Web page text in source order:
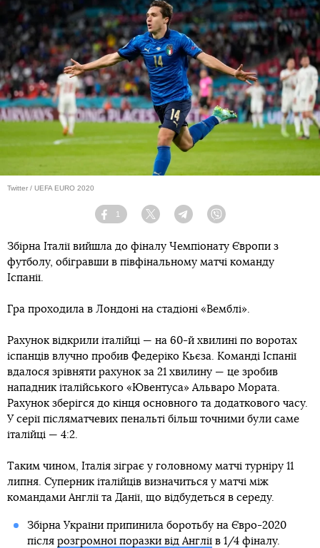
Twitter / UEFA EURO 2020
Facebook
1
Twitter TelegramViber
Збірна Італії вийшла до фіналу Чемпіонату Європи з
футболу, обігравши в півфінальному матчі команду
Іспанії.
Гра проходила в Лондоні на стадіоні «Вемблі».
Рахунок відкрили італійці — на 60-й хвилині по воротах
іспанців влучно пробив Федеріко Кьєза. Команді Іспанії
вдалося зрівняти рахунок за 21 хвилину — це зробив
нападник італійського «Ювентуса» Альваро Мората.
Рахунок зберігся до кінця основного та додаткового часу.
У серії післяматчевих пенальті більш точними були саме
італійці — 4:2.
Таким чином, Італія зіграє у головному матчі турніру 11
липня. Суперник італійців визначиться у матчі між
командами Англії та Данії, що відбудеться в середу.
Збірна України припинила боротьбу на Євро-2020
після розгромної поразки від Англіїв 1/4 фіналу.